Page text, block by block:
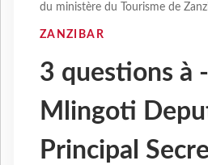
du ministère du Tourisme de
ZANZIBAR
3 questions à
Mlingoti
Principal